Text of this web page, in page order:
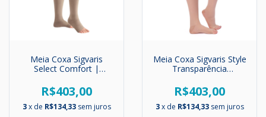
Meia Coxa Sigvaris
Select Comfort |
Compressão | 30-40
mmHg
R$403,00
3 x de R$134,33 sem juros
Meia Coxa Sigvaris Style
Transparência
Compressão | 20-
30mmHg (Tons Nude)
R$403,00
3 x de R$134,33 sem juros